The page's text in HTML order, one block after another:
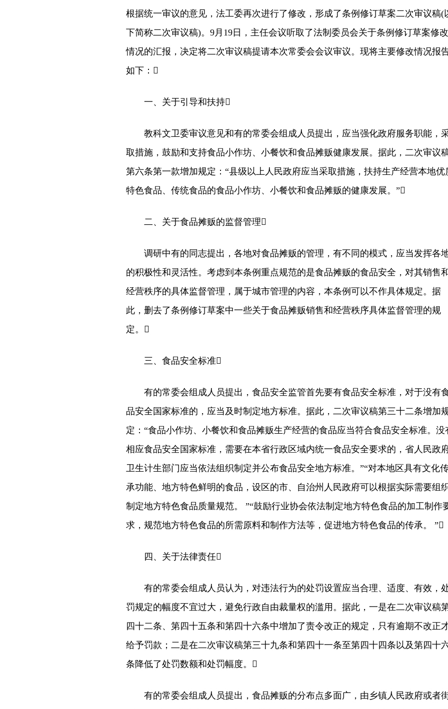
根据统一审议的意见，法工委再次进行了修改，形成了条例修订草案二次审议稿(
下简称二次审议稿)。9月19日，主任会议听取了法制委员会关于条例修订草案修改
情况的汇报，决定将二次审议稿提请本次常委会会议审议。现将主要修改情况报
如下：
一、关于引导和扶持
教科文卫委审议意见和有的常委会组成人员提出，应当强化政府服务职能，
取措施，鼓励和支持食品小作坊、小餐饮和食品摊贩健康发展。据此，二次审议
第六条第一款增加规定：“县级以上人民政府应当采取措施，扶持生产经营本地优
特色食品、传统食品的食品小作坊、小餐饮和食品摊贩的健康发展。”
二、关于食品摊贩的监督管理
调研中有的同志提出，各地对食品摊贩的管理，有不同的模式，应当发挥各
的积极性和灵活性。考虑到本条例重点规范的是食品摊贩的食品安全，对其销售
经营秩序的具体监督管理，属于城市管理的内容，本条例可以不作具体规定。据
此，删去了条例修订草案中一些关于食品摊贩销售和经营秩序具体监督管理的规
定。
三、食品安全标准
有的常委会组成人员提出，食品安全监管首先要有食品安全标准，对于没有
品安全国家标准的，应当及时制定地方标准。据此，二次审议稿第三十二条增加
定：“食品小作坊、小餐饮和食品摊贩生产经营的食品应当符合食品安全标准。没
相应食品安全国家标准，需要在本省行政区域内统一食品安全要求的，省人民政
卫生计生部门应当依法组织制定并公布食品安全地方标准。”“对本地区具有文化
承功能、地方特色鲜明的食品，设区的市、自治州人民政府可以根据实际需要组
制定地方特色食品质量规范。 ”“鼓励行业协会依法制定地方特色食品的加工制作
求，规范地方特色食品的所需原料和制作方法等，促进地方特色食品的传承。 ”
四、关于法律责任
有的常委会组成人员认为，对违法行为的处罚设置应当合理、适度、有效，
罚规定的幅度不宜过大，避免行政自由裁量权的滥用。据此，一是在二次审议稿
四十二条、第四十五条和第四十六条中增加了责令改正的规定，只有逾期不改正
给予罚款；二是在二次审议稿第三十九条和第四十一条至第四十四条以及第四十
条降低了处罚数额和处罚幅度。
有的常委会组成人员提出，食品摊贩的分布点多面广，由乡镇人民政府或者